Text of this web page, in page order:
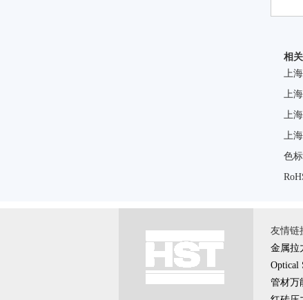
相
上
上
上
上
色
友情链
金属拉
Optical
管材万